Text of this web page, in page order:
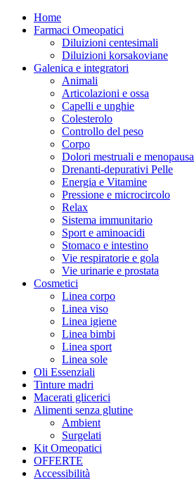
Home
Farmaci Omeopatici
Diluizioni centesimali
Diluizioni korsakoviane
Galenica e integratori
Animali
Articolazioni e ossa
Capelli e unghie
Colesterolo
Controllo del peso
Corpo
Dolori mestruali e menopausa
Drenanti-depurativi Pelle
Energia e Vitamine
Pressione e microcircolo
Relax
Sistema immunitario
Sport e aminoacidi
Stomaco e intestino
Vie respiratorie e gola
Vie urinarie e prostata
Cosmetici
Linea corpo
Linea viso
Linea igiene
Linea bimbi
Linea sport
Linea sole
Oli Essenziali
Tinture madri
Macerati glicerici
Alimenti senza glutine
Ambient
Surgelati
Kit Omeopatici
OFFERTE
Accessibilità